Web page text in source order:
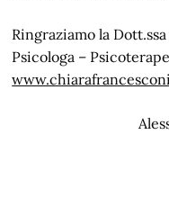
Ringraziamo la
Psicologa –